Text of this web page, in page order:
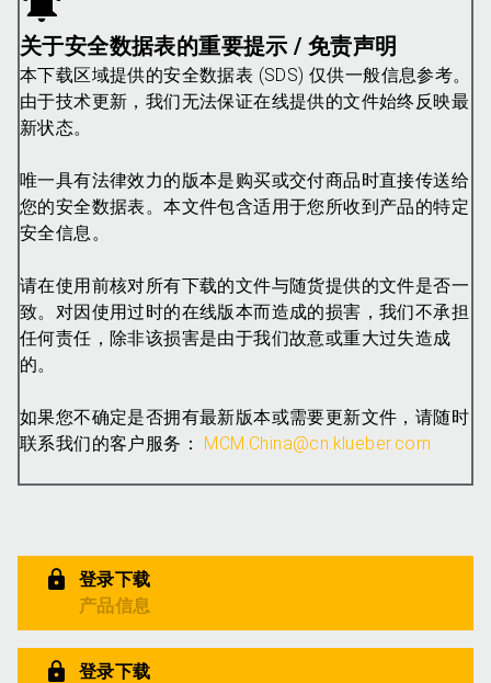
关于安全数据表的重要提示 / 免责声明
本下载区域提供的安全数据表 (SDS) 仅供一般信息参考。
由于技术更新，我们无法保证在线提供的文件始终反映最
新状态。
唯一具有法律效力的版本是购买或交付商品时直接传送给
您的安全数据表。本文件包含适用于您所收到产品的特定
安全信息。
请在使用前核对所有下载的文件与随货提供的文件是否一
致。对因使用过时的在线版本而造成的损害，我们不承担
任何责任，除非该损害是由于我们故意或重大过失造成
的。
如果您不确定是否拥有最新版本或需要更新文件，请随时
联系我们的客户服务： MCM.China@cn.klueber.com
登录下载
产品信息
登录下载